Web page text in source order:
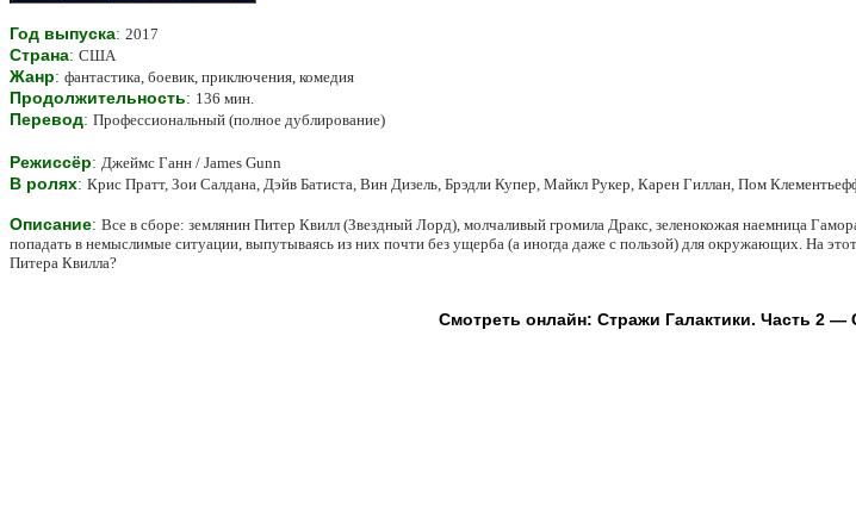
Год выпуска: 2017
Страна: США
Жанр: фантастика, боевик, приключения, комедия
Продолжительность: 136 мин.
Перевод: Профессиональный (полное дублирование)
Режиссёр: Джеймс Ганн / James Gunn
В ролях: Крис Пратт, Зои Салдана, Дэйв Батиста, Вин Дизель, Брэдли Купер, Майкл Рукер, Карен Гиллан, Пом
Описание: Все в сборе: землянин Питер Квилл (Звездный Лорд), молчаливый громила Дракс, зеленокожая наемница
попадать в немыслимые ситуации, выпутываясь из них почти без ущерба (а иногда даже с пользой) для окружающих. На
Питера Квилла?
Смотреть онлайн: Стражи Галактики. Часть 2 —